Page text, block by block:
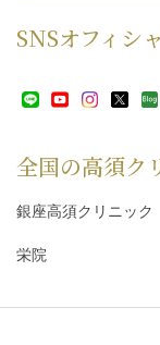
SNSオフィシ
全国の高須ク
銀座高須クリニック
栄院